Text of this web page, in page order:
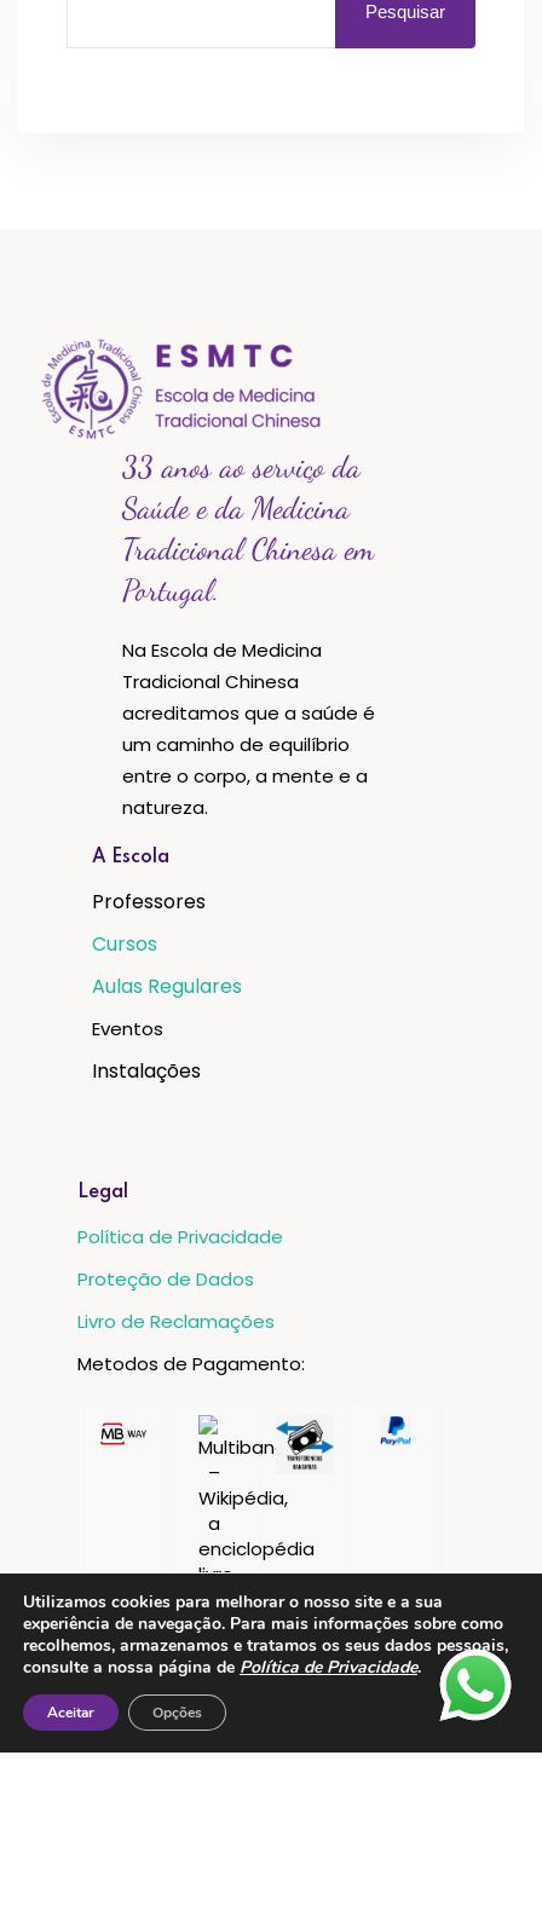
Pesquisar
33 anos ao serviço da
Saúde e da Medicina
Tradicional Chinesa em
Portugal.
Na Escola de Medicina
Tradicional Chinesa
acreditamos que a saúde é
um caminho de equilíbrio
entre o corpo, a mente e a
natureza.
A Escola
Professores
Cursos
Aulas Regulares
Eventos
Instalações
Legal
Política de Privacidade
Proteção de Dados
Livro de Reclamações
Metodos de Pagamento:
Utilizamos cookies para melhorar o nosso site e a sua
experiência de navegação. Para mais informações sobre como
recolhemos, armazenamos e tratamos os seus dados pessoais,
consulte a nossa página de Política de Privacidade.
Aceitar Opções